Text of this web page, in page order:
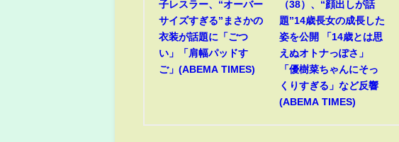
子レスラー、“オーバー
サイズすぎる”まさかの
衣装が話題に「ごつ
い」「肩幅パッドす
ご」(ABEMA TIMES)
（38）、“顔出しが話
題”14歳長女の成長した
姿を公開 「14歳とは思
えぬオトナっぽさ」
「優樹菜ちゃんにそっ
くりすぎる」など反響
(ABEMA TIMES)